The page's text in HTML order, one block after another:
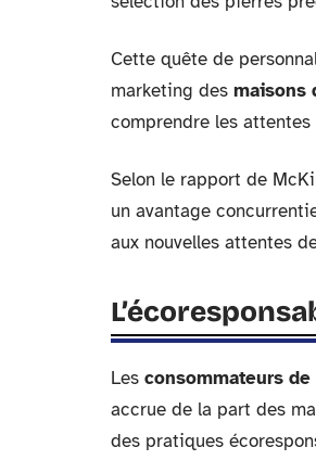
Cette quête de
marketing des maisons
comprendre les attentes
Selon le rapport de
un avantage
aux nouvelles attentes
Les consommateurs de
accrue de la part des
des pratiques